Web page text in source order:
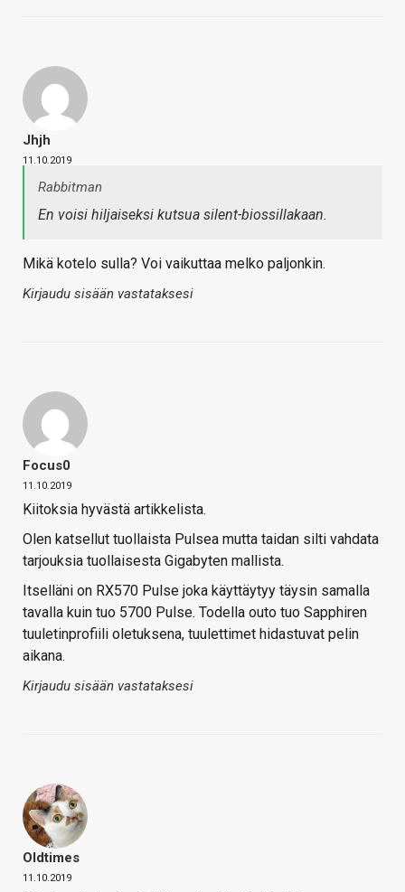
Jhjh
11.10.2019
Rabbitman
En voisi hiljaiseksi kutsua silent-biossillakaan.
Mikä kotelo sulla? Voi vaikuttaa melko paljonkin.
Kirjaudu sisään vastataksesi
Focus0
11.10.2019
Kiitoksia hyvästä artikkelista.
Olen katsellut tuollaista Pulsea mutta taidan silti vahdata
tarjouksia tuollaisesta Gigabyten mallista.
Itselläni on RX570 Pulse joka käyttäytyy täysin samalla
tavalla kuin tuo 5700 Pulse. Todella outo tuo Sapphiren
tuuletinprofiili oletuksena, tuulettimet hidastuvat pelin
aikana.
Kirjaudu sisään vastataksesi
Oldtimes
11.10.2019